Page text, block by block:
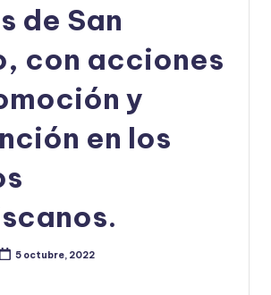
de San
con acciones
y
en los
5 octubre, 2022